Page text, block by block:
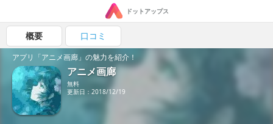
ドットアップス
概要 口コミ
アプリ「アニメ画廊」の魅力を紹介！
アニメ画廊
無料
更新日：2018/12/19